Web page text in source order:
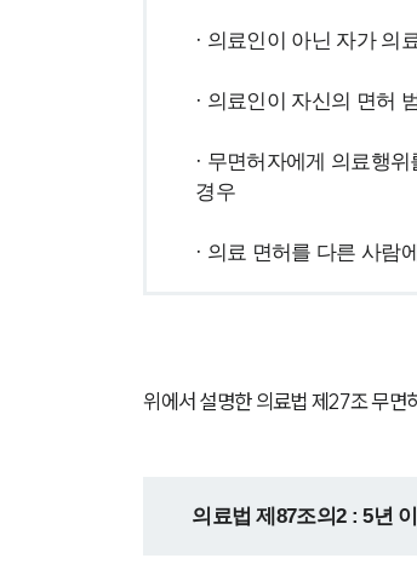
· 의료인이 아닌 자가 의
· 의료인이 자신의 면허
· 무면허자에게 의료행
경우
· 의료 면허를 다른 사람
위에서 설명한 의료법 제27조 무면
의료법 제87조의2 : 5년